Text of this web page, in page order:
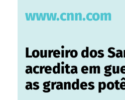
www.cnn.com
Loureiro dos
acredita em
as grandes